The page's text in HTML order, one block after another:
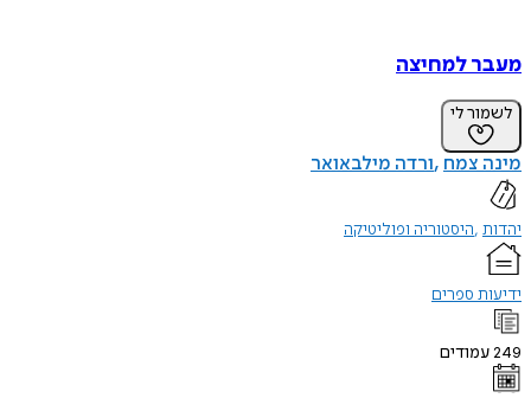
מעבר למחיצה
לשמור לי
מינה צמח ורדה מילבאואר
יהדות היסטוריה ופוליטיקה
ידיעות ספרים
249עמודים